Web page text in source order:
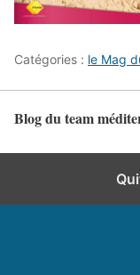
Catégories : le Mag
Blog du team